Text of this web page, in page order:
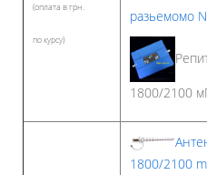
(оплата в грн.
по курсу)
разьемомо
1800/2100
1800/2100